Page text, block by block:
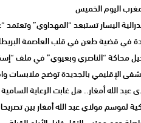
اليوم الخميس
اليسار تستبعد “المهداوي”
في قضية طعن في قلب العاصمة
محاكة “الناصري وبعيوي” في ملف
الإقليمي بالجديدة توضح ملابسات
الله أمغار.. هل غابت الرعاية
لموسم مولاي عبد الله أمغار بين